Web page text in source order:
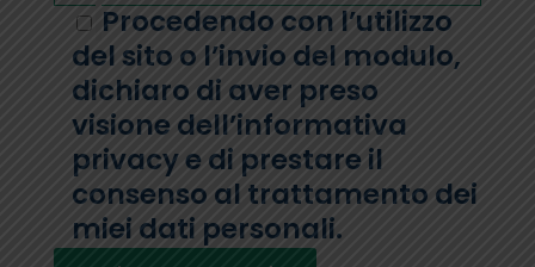
Procedendo con l’utilizzo
del sito o l’invio del modulo,
dichiaro di aver preso
visione dell’informativa
privacy e di prestare il
consenso al trattamento dei
miei dati personali.